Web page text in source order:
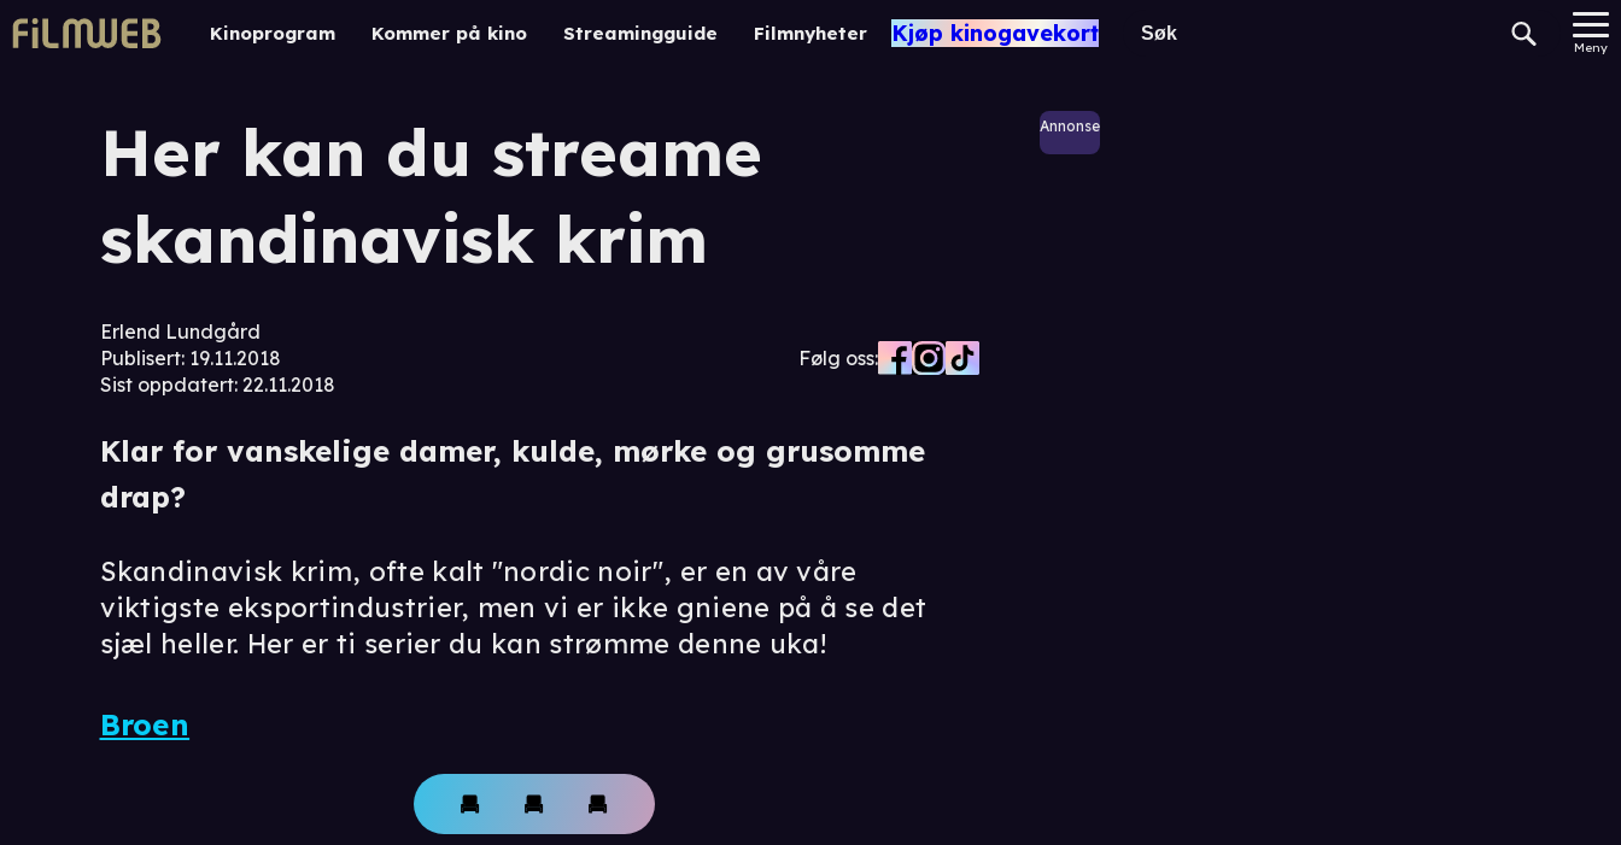
Kinoprogram Kommer på kino Streamingguide Filmnyheter Kjøp kinogavekort
Meny
Her kan du streame
skandinavisk krim
Erlend Lundgård
Publisert: 19.11.2018
Sist oppdatert: 22.11.2018
Følg oss:
Klar for vanskelige damer, kulde, mørke og grusomme
drap?
Annonse
Skandinavisk krim, ofte kalt "nordic noir", er en av våre
viktigste eksportindustrier, men vi er ikke gniene på å se det
sjæl heller. Her er ti serier du kan strømme denne uka!
Broen